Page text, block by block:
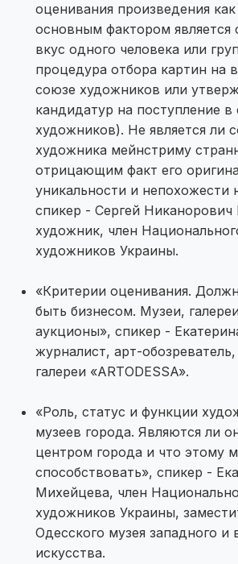
оценивания произведения
основным фактором является
вкус одного человека или
процедура отбора картин на
союзе художников или
кандидатур на поступление в
художников). Не является ли
художника мейнстриму
отрицающим факт его
уникальности и непохожести
спикер - Сергей Никанорович
художник, член
художников Украины.
«Критерии оценивания.
быть бизнесом. Музеи,
аукционы», спикер -
журналист, арт-
галереи «ARTODESSA».
«Роль, статус и функции
музеев города. Являются ли
центром города и что этому
способствовать», спикер -
Михейцева, член
художников Украины,
Одесского музея западного и
искусства.